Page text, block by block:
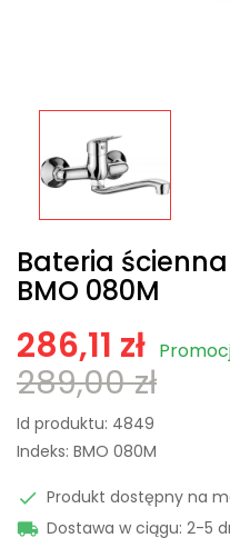
Bateria
BMO 080M
286,11 zł
289,00 zł
Id produktu: 4849
Indeks: BMO 080M
 Produkt dostępny na
 Dostawa w ciągu: 2-5